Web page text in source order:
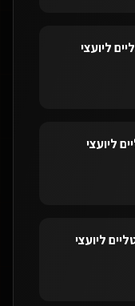
ליועצי
ליועצי
ליועצי